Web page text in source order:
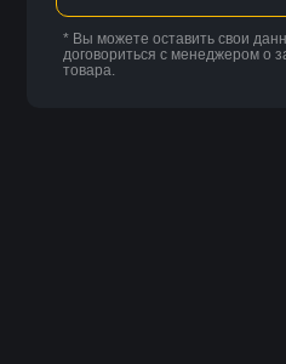
* Вы можете оставить свои
договориться с менеджером о
товара.